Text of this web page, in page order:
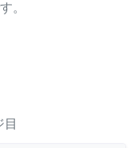
。
目